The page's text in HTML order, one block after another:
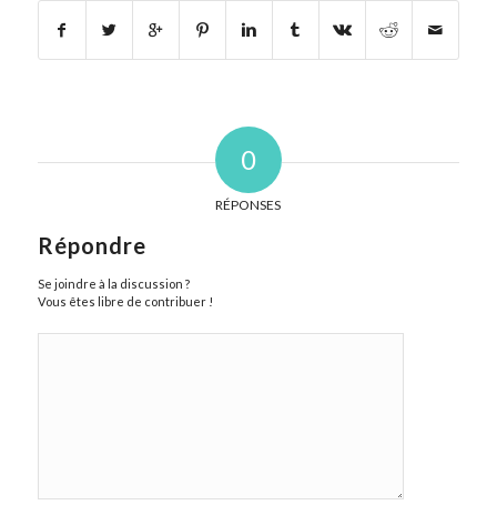
0
RÉPONSES
Répondre
Se joindre à la discussion ?
Vous êtes libre de contribuer !